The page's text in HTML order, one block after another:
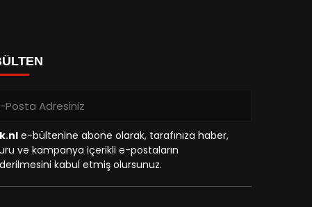
e-bültenine abone olarak, tarafınıza haber,
ve kampanya içerikli e-postaların
kabul etmiş olursunuz.